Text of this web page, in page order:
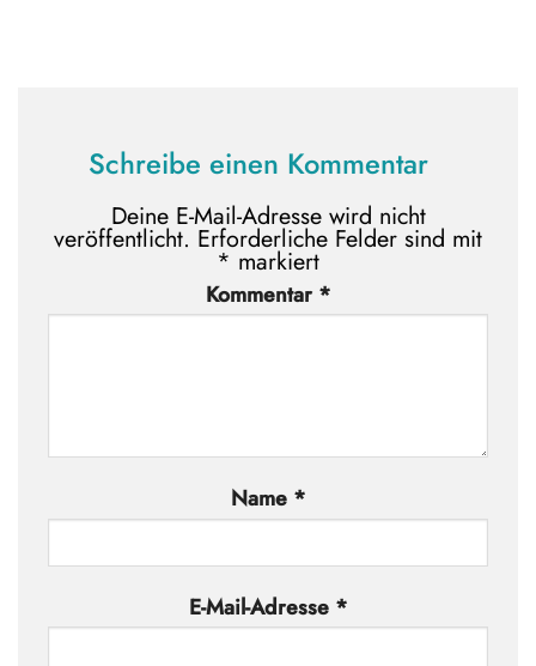
Schreibe einen Kommentar
Deine E-Mail-Adresse wird nicht
veröffentlicht. Erforderliche Felder sind mit
* markiert
Kommentar *
Name *
E-Mail-Adresse *